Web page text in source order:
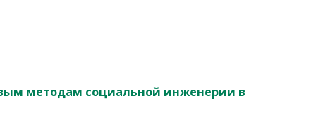
методам социальной инженерии в